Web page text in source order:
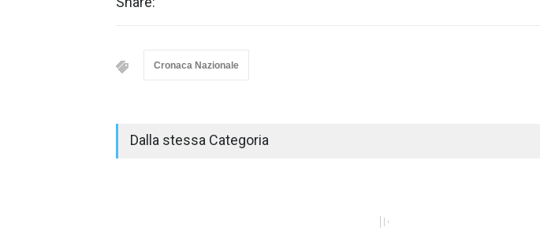
Cronaca Nazionale
Dalla stessa Categoria